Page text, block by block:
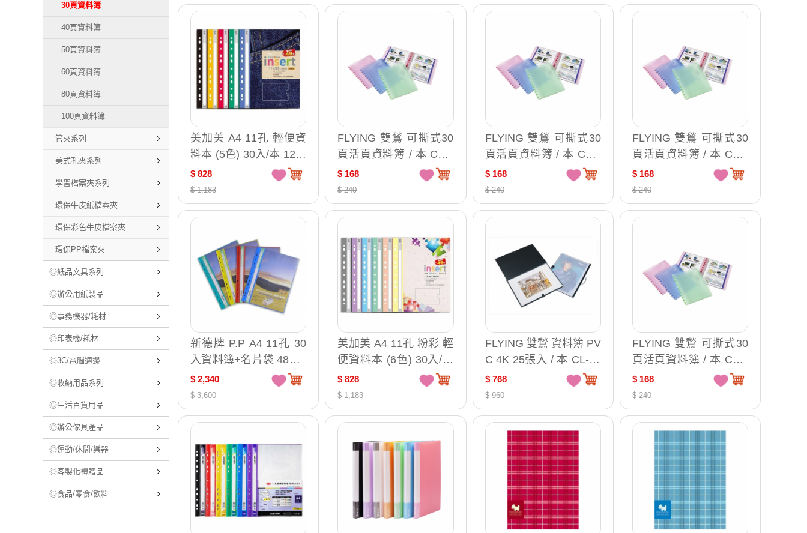
30頁資料簿
40頁資料簿
50頁資料簿
60頁資料簿
80頁資料簿
100頁資料簿
管夾系列
美式孔夾系列
學習檔案夾系列
環保牛皮紙檔案夾
環保彩色牛皮檔案夾
環保PP檔案夾
◎紙品文具系列
◎辦公用紙製品
◎事務機器/耗材
◎印表機/耗材
◎3C/電腦週邊
◎收納用品系列
◎生活百貨用品
◎辦公傢具產品
◎運動/休閒/樂器
◎客製化禮贈品
◎食品/零食/飲料
美加美 A4 11孔 輕便資
料本 (5色) 30入/本 12本
/包 AO2104 (舊型號:AO
2078)
$ 828
$ 1,183
FLYING 雙鶖 可撕式30
頁活頁資料簿 / 本 CL-9
740
$ 168
$ 240
FLYING 雙鶖 可撕式30
頁活頁資料簿 / 本 CL-9
740
$ 168
$ 240
FLYING 雙鶖 可撕式30
頁活頁資料簿 / 本 CL-9
740
$ 168
$ 240
新德牌 P.P A4 11孔 30
入資料簿+名片袋 48本 /
箱 01-513-1
$ 2,340
$ 3,600
美加美 A4 11孔 粉彩 輕
便資料本 (6色) 30入/本
12本 /包 AO2107 (舊型
號:AO2088)
$ 828
$ 1,183
FLYING 雙鶖 資料簿 PV
C 4K 25張入 / 本 CL-40
66
$ 768
$ 960
FLYING 雙鶖 可撕式30
頁活頁資料簿 / 本 CL-9
740
$ 168
$ 240